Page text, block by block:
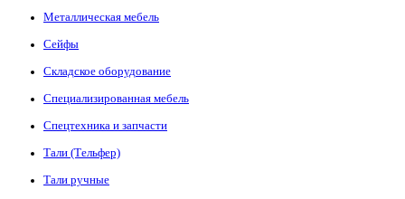
Металлическая мебель
Сейфы
Складское оборудование
Специализированная мебель
Спецтехника и запчасти
Тали (Тельфер)
Тали ручные